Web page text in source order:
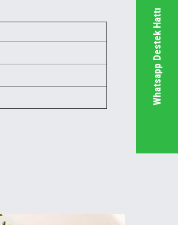
Whatsapp Destek Hattı